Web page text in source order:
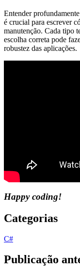
Entender
é crucial para escrever
manutenção. Cada tipo
escolha correta pode
robustez das aplicações.
Happy coding!
Categorias
C#
Publicação